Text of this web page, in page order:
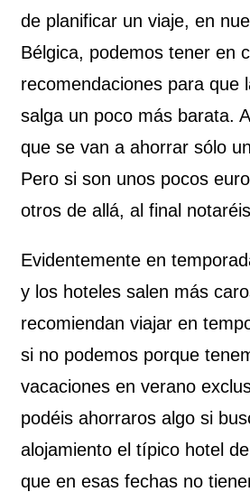
de planificar un viaje, en
Bélgica, podemos tener en
recomendaciones para que
salga un poco más barata.
que se van a ahorrar sólo
Pero si son unos pocos
otros de allá, al final
Evidentemente en
y los hoteles salen más
recomiendan viajar en
si no podemos porque
vacaciones en verano
podéis ahorraros algo si
alojamiento el típico hotel
que en esas fechas no